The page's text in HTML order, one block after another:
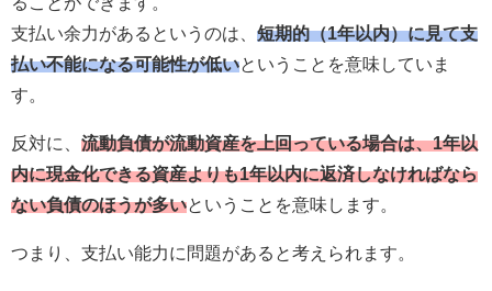
支払い余力があるというのは、 短期的（1年以内）に見て支
払い不能になる可能性が低いということを意味していま
す。
反対に、 流動負債が流動資産を上回っている場合は、1年以
内に現金化できる資産よりも1年以内に返済しなければなら
ない負債のほうが多いということを意味します。
つまり、支払い能力に問題があると考えられます。